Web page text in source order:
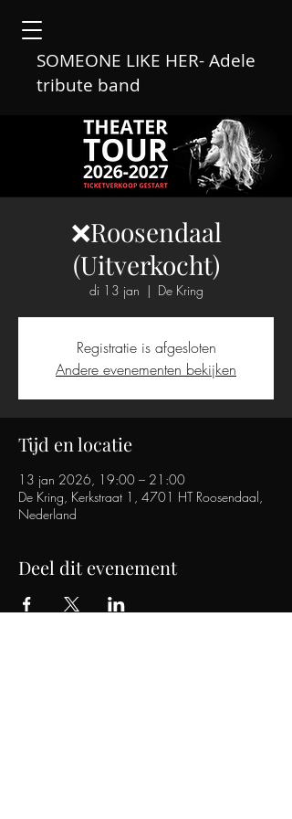
SOMEONE LIKE HER- Adele
tribute band
❌Roosendaal
(Uitverkocht)
di 13 jan
  |
De Kring
Registratie is afgesloten
Andere evenementen bekijken
Tijd en locatie
13 jan 2026, 19:00 – 21:00
De Kring, Kerkstraat 1, 4701 HT Roosendaal,
Nederland
Deel dit evenement